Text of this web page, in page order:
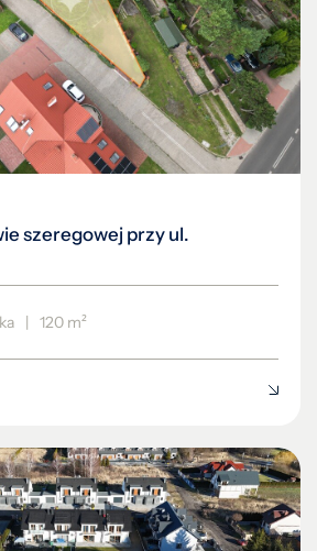
szeregowej przy ul.
| 120 m²